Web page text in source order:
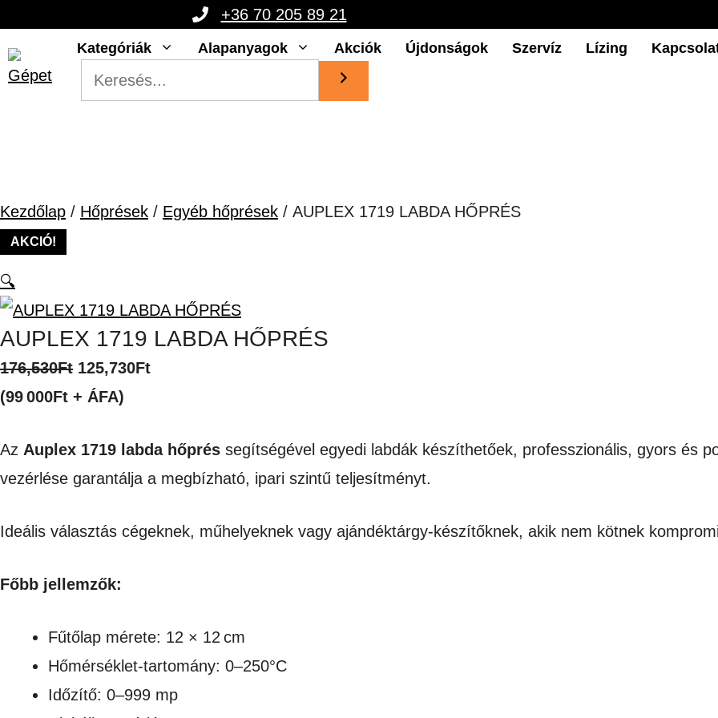
tartalomba
+36 70 205 89 21
Kategóriák Alapanyagok Akciók Újdonságok Szervíz Lízing
Kezdőlap / Hőprések / Egyéb hőprések / AUPLEX 1719 LABDA HŐPRÉS
AKCIÓ!
🔍
AUPLEX 1719 LABDA HŐPRÉS
176,530Ft Original
price
176,530Ft.
125,730FtCurrent
125,730Ft.
(99 000Ft + ÁFA)
Az Auplex 1719 labda hőprés segítségével egyedi labdák készíthetőek, professzionális, gyors és
vezérlése garantálja a megbízható, ipari szintű teljesítményt.
Ideális választás cégeknek, műhelyeknek vagy ajándéktárgy-készítőknek, akik nem kötnek
Főbb jellemzők:
Fűtőlap mérete: 12 × 12 cm
Hőmérséklet-tartomány: 0–250°C
Időzítő: 0–999 mp